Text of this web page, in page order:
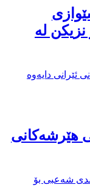
لە
هێرشەکانی